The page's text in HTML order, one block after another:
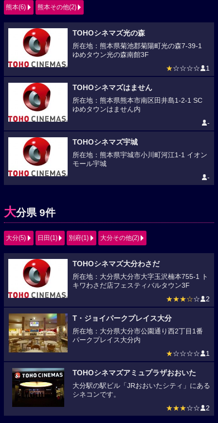
熊本(6) 熊本その他(2)
TOHOシネマズ光の森
所在地：熊本県菊池郡菊陽町光の森7-39-1
ゆめタウン光の森南館3F
★☆☆☆☆ 1
TOHOシネマズはません
所在地：熊本県熊本市南区田井島1-2-1 SC
ゆめタウンはません内
-
TOHOシネマズ宇城
所在地：熊本県宇城市小川町河江1-1 イオン
モール宇城
-
大分県 9件
大分(5) 日田(1) 別府(1) 大分その他(2)
TOHOシネマズ大分わさだ
所在地：大分県大分市大字玉沢楠本755-1 ト
キワわさだ店フェスティバルタウン3F
★★★☆☆ 2
T・ジョイパークプレイス大分
所在地：大分県大分市公園通り西2丁目1番
パークプレイス大分内
★☆☆☆☆ 1
TOHOシネマズアミュプラザおおいた
大分駅の駅ビル「JRおおいたシティ」にある
シネコンです。
★★★☆☆ 2